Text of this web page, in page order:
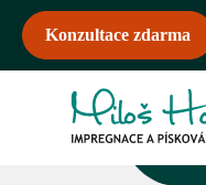
Konzultace zdarma